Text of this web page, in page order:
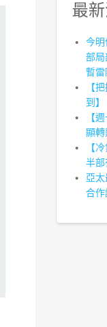
最
今明
部局
暫雷
【
到】
【
顯轉
【
半部
亞
合作